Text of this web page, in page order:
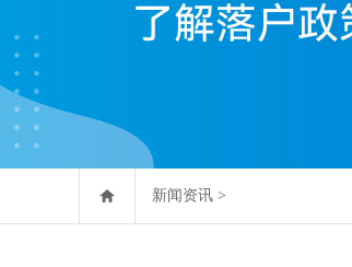
新闻资讯 >